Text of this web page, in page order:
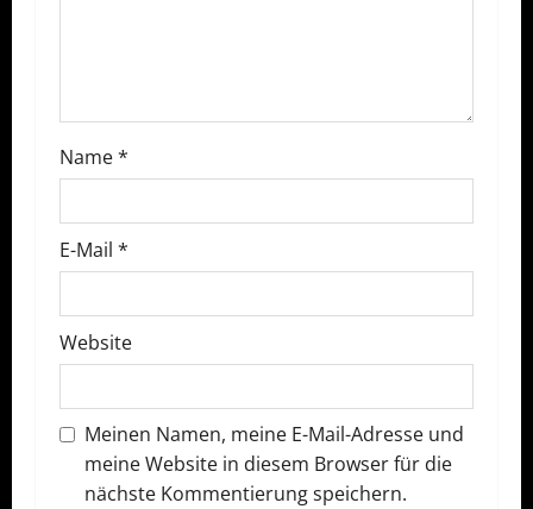
g
a
t
i
o
n
Name*
E-Mail *
Website
Meinen Namen, meine E-Mail-Adresse und
meine Website in diesem Browser für die
nächste Kommentierung speichern.